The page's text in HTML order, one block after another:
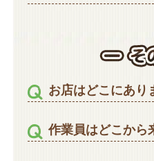
お店はどこにあり
作業員はどこから